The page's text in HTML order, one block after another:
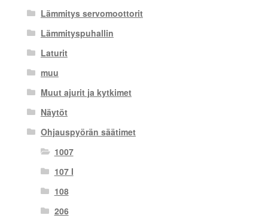
Lämmitys servomoottorit
Lämmityspuhallin
Laturit
muu
Muut ajurit ja kytkimet
Näytöt
Ohjauspyörän säätimet
1007
107 I
108
206